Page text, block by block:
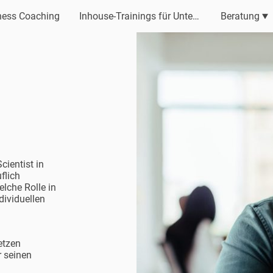
Coaching Inhouse-Trainings für Unternehmen Beratung
in
Rolle in
seinen